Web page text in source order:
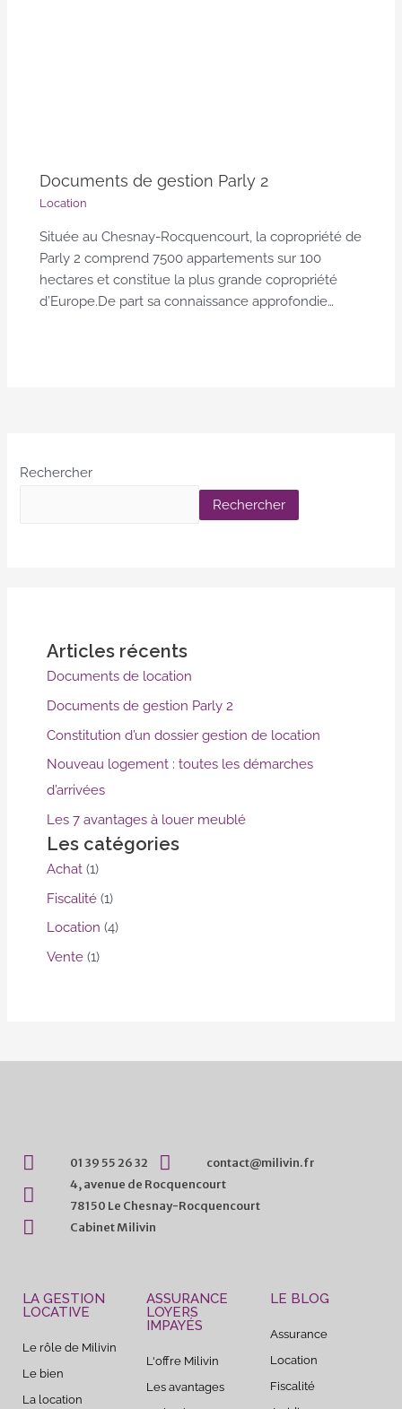
Documents de gestion Parly 2
Location
Située au Chesnay-Rocquencourt, la copropriété de
Parly 2 comprend 7500 appartements sur 100
hectares et constitue la plus grande copropriété
d’Europe.De part sa connaissance approfondie…
Rechercher
Rechercher
Articles récents
Documents de location
Documents de gestion Parly 2
Constitution d’un dossier gestion de location
Nouveau logement : toutes les démarches
d’arrivées
Les 7 avantages à louer meublé
Les catégories
Achat(1)
Fiscalité(1)
Location (4)
Vente(1)
01 39 55 26 32
contact@milivin.fr
4, avenue de Rocquencourt
78150 Le Chesnay-Rocquencourt
Cabinet Milivin
LA GESTION
LOCATIVE
Le rôle de Milivin
Le bien
La location
ASSURANCE
LOYERS
IMPAYÉS
L'offre Milivin
Les avantages
LE BLOG
Assurance
Location
Fiscalité